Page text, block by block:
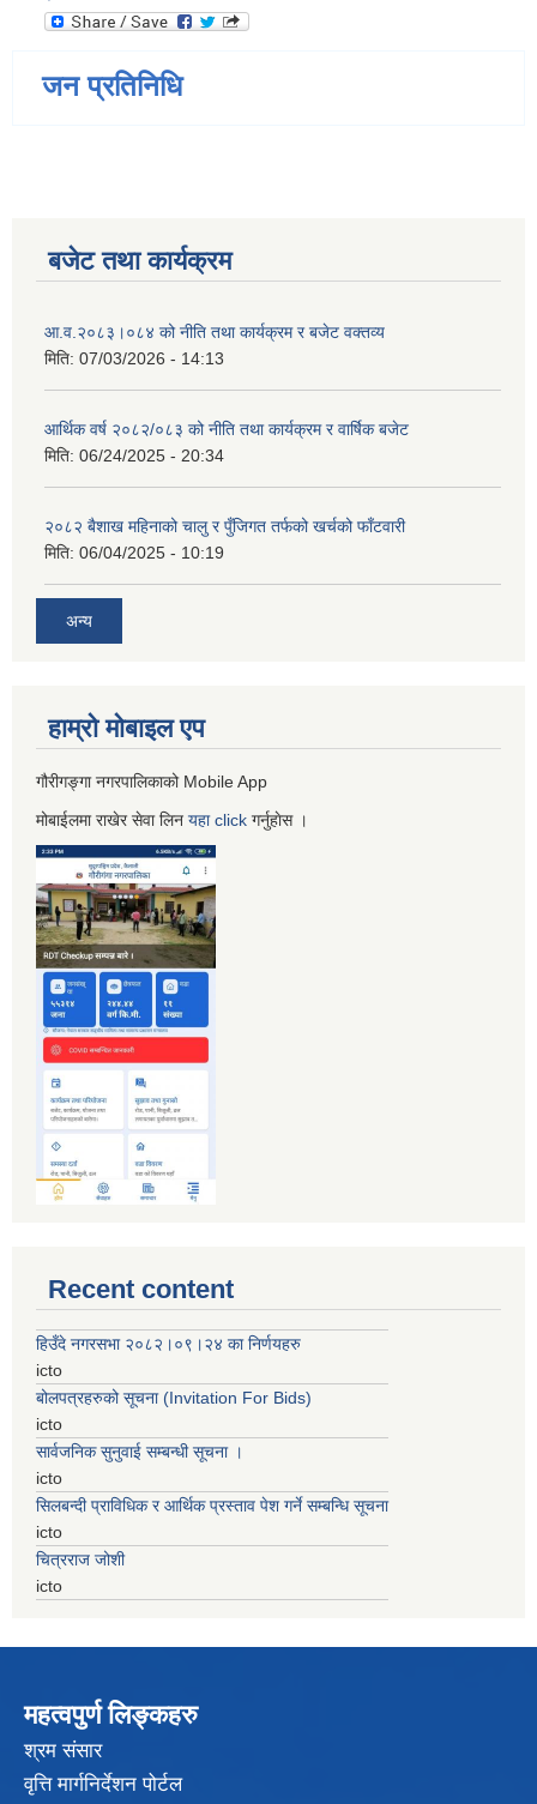
जन प्रतिनिधि
बजेट तथा कार्यक्रम
आ.व.२०८३।०८४ को नीति तथा कार्यक्रम र बजेट वक्तव्य
मिति: 07/03/2026 - 14:13
आर्थिक वर्ष २०८२/०८३ को नीति तथा कार्यक्रम र वार्षिक बजेट
मिति: 06/24/2025 - 20:34
२०८२ बैशाख महिनाको चालु र पुँजिगत तर्फको खर्चको फाँटवारी
मिति: 06/04/2025 - 10:19
अन्य
हाम्रो माेबाइल एप
गौरीगङ्गा नगरपालिकाको Mobile App
मोबाईलमा राखेर सेवा लिन यहाclick गर्नुहाेस ।
Recent content
हिउँदे नगरसभा २०८२।०९।२४ का निर्णयहरु
icto
बोलपत्रहरुको सूचना (Invitation For Bids)
icto
सार्वजनिक सुनुवाई सम्बन्धी सूचना ।
icto
सिलबन्दी प्राविधिक र आर्थिक प्रस्ताव पेश गर्ने सम्बन्धि सूचना
icto
चित्रराज जोशी
icto
महत्वपुर्ण लिङ्कहरु
श्रम संसार
वृत्ति मार्गनिर्देशन पोर्टल